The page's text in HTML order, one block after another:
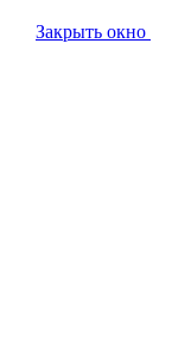
Закрыть окно